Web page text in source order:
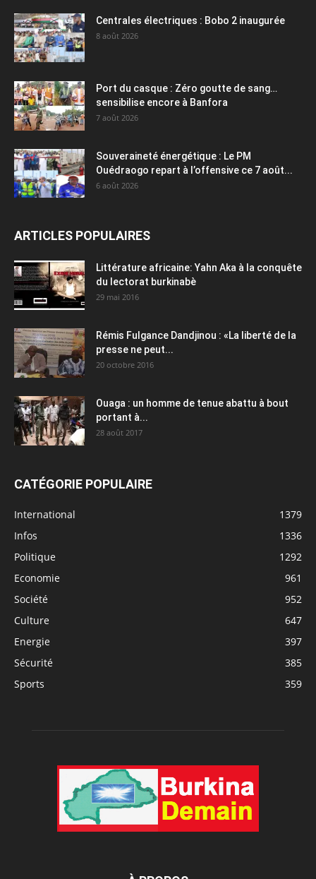
Centrales électriques : Bobo 2 inaugurée
8 août 2026
Port du casque : Zéro goutte de sang…
sensibilise encore à Banfora
7 août 2026
Souveraineté énergétique : Le PM
Ouédraogo repart à l’offensive ce 7 août...
6 août 2026
ARTICLES POPULAIRES
Littérature africaine: Yahn Aka à la conquête
du lectorat burkinabè
29 mai 2016
Rémis Fulgance Dandjinou : «La liberté de la
presse ne peut...
20 octobre 2016
Ouaga : un homme de tenue abattu à bout
portant à...
28 août 2017
CATÉGORIE POPULAIRE
International
1379
Infos
1336
Politique
1292
Economie
961
Société
952
Culture
647
Energie
397
Sécurité
385
Sports
359